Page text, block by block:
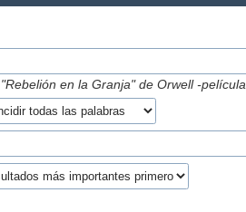
"Rebelión en la Granja" de Orwell -película